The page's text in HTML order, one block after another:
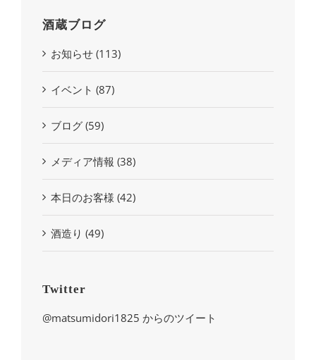
酒蔵ブログ
お知らせ (113)
イベント (87)
ブログ (59)
メディア情報 (38)
本日のお客様 (42)
酒造り (49)
Twitter
@matsumidori1825 からのツイート